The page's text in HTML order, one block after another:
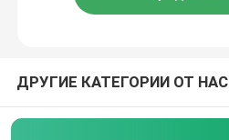
ДРУГИЕ КАТЕГОРИИ ОТ НАС